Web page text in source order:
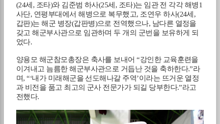
(24세 , 조타)와 김준범 하사(25세 , 조타)는 임관 전 각각 해병1
사단, 연평부대에서 해병으로 복무했고, 조연우 하사(24세 ,
갑판)는 해군 병장(갑판병)으로 전역했으나, 남다른 열정을
갖고 해군부사관으로 임관하며 두 개의 군번을 보유하게 되
었다.
양용모 해군참모총장은 축사를 보내어 “강인한 교육훈련을
이겨내고 늠름한 해군부사관으로 거듭난 것을 축하한다.”라
며, “‘내가 미래해군을 선도해나갈 주역’이라는 뜨거운 열정
과 비전을 품고 최고의 군사 전문가가 되길 당부한다.”라고
전했다.